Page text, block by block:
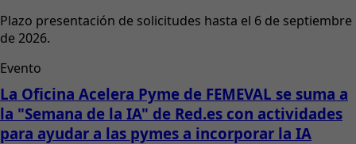
Plazo presentación de solicitudes hasta el 6 de septiembre
de 2026.
Evento
La Oficina Acelera Pyme de FEMEVAL se suma a
la "Semana de la IA" de Red.es con actividades
para ayudar a las pymes a incorporar la IA